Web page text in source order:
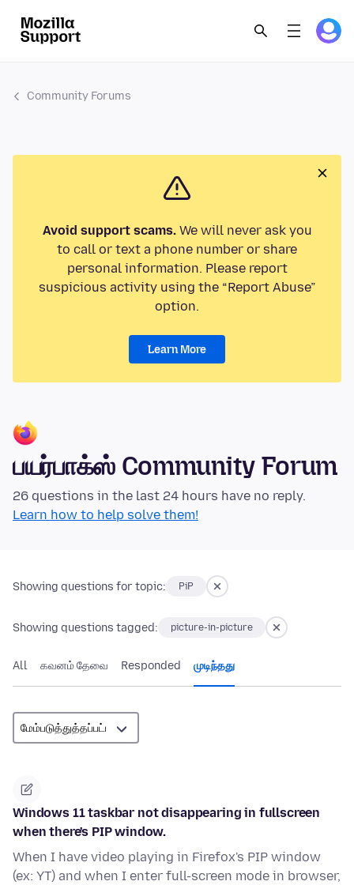
Community Forums
Avoid support scams.We will never ask you
to call or text a phone number or share
personal information. Please report
suspicious activity using the “Report Abuse”
option.
Learn More
பயர்பாக்ஸ் Community Forum
26 questions in the last 24 hours have no reply.
Learn how to help solve them!
Showing questions for topic: PiP
Showing questions tagged: picture-in-picture
All கவனம் தேவை Responded முடிந்தது
Windows 11 taskbar not disappearing in fullscreen
when there's PIP window.
When I have video playing in Firefox's PIP window
(ex: YT) and when I enter full-screen mode in browser,